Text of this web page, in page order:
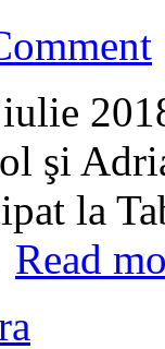
şi
la
Read